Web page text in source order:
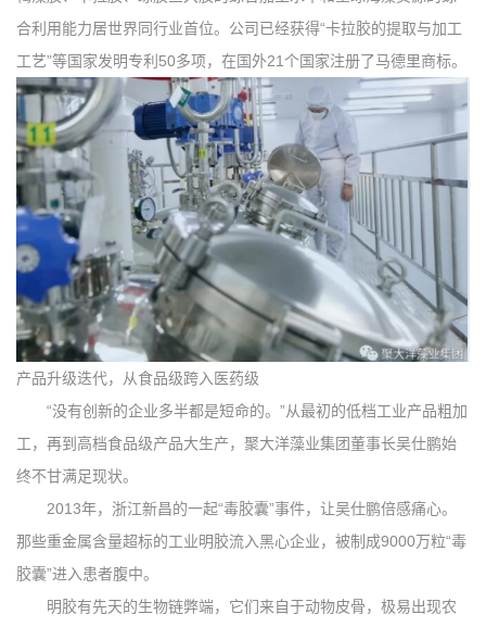
合利用能力居世界同行业首位。公司已经获得“卡拉胶的提取与加工
工艺”等国家发明专利50多项，在国外21个国家注册了马德里商标。
产品升级迭代，从食品级跨入医药级
“没有创新的企业多半都是短命的。”从最初的低档工业产品粗加
工，再到高档食品级产品大生产，聚大洋藻业集团董事长吴仕鹏始
终不甘满足现状。
2013年，浙江新昌的一起“毒胶囊”事件，让吴仕鹏倍感痛心。
那些重金属含量超标的工业明胶流入黑心企业，被制成9000万粒“毒
胶囊”进入患者腹中。
明胶有先天的生物链弊端，它们来自于动物皮骨，极易出现农